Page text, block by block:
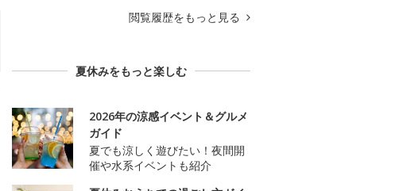
閲覧履歴をもっと見る
夏休みをもっと楽しむ
2026年の涼感イベント＆グルメ
ガイド
夏でも涼しく遊びたい！夜間開
催や水系イベントも紹介